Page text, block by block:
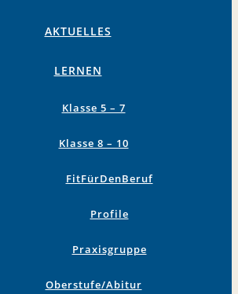
AKTUELLES
LERNEN
Klasse 5 – 7
Klasse 8 – 10
FitFürDenBeruf
Profile
Praxisgruppe
Oberstufe/Abitur